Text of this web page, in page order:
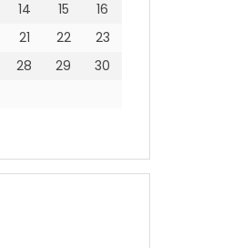
14 15
16
21 22
23
28 29
30